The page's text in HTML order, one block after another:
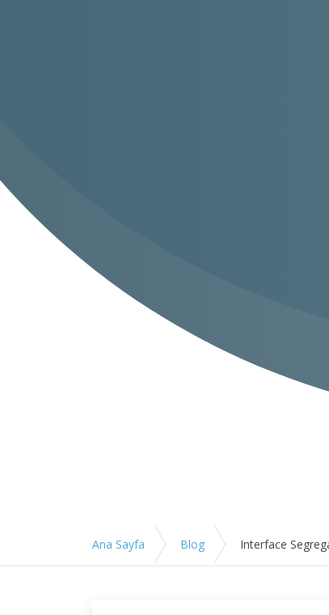
Ana Sayfa Blog Interface